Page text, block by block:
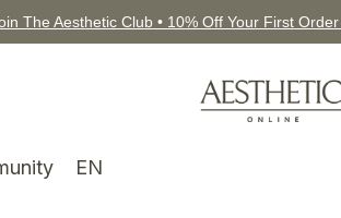
The Aesthetic Club • 10% Off Your First
EN